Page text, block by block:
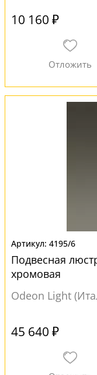
10 160 ₽
4195/6
Подвесная
хромовая
Odeon Light
45 640 ₽